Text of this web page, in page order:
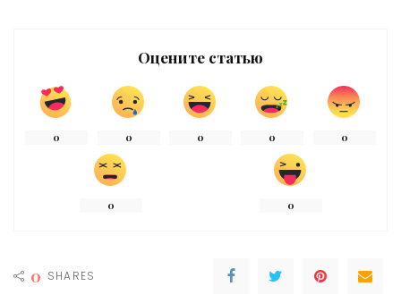
Оцените статью
0 0 0 0 0
0 0
0 SHARES